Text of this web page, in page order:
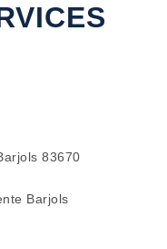
83670
Barjols